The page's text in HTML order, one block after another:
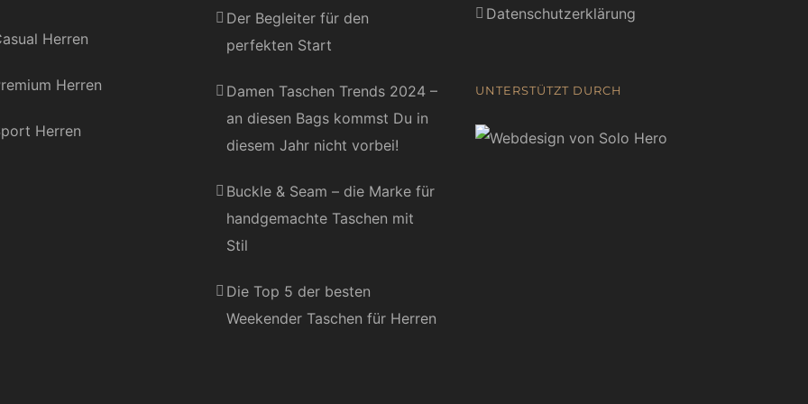
Herren
Herren
Herren
Der Begleiter für den
perfekten Start
Damen Taschen Trends 2024 –
an diesen Bags kommst Du in
diesem Jahr nicht vorbei!
Buckle & Seam – die Marke für
handgemachte Taschen mit
Stil
Die Top 5 der besten
Weekender Taschen für Herren
Datenschutzerklärung
UNTERSTÜTZT DURCH